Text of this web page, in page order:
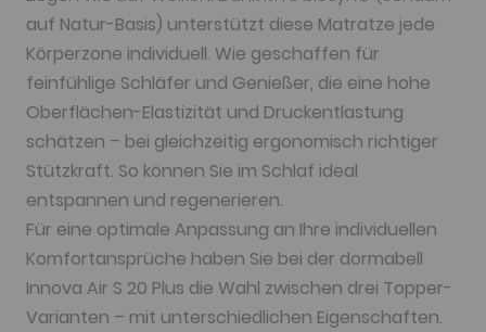
auf Natur-Basis) unterstützt diese Matratze jede
Körperzone individuell. Wie geschaffen für
feinfühlige Schläfer und Genießer, die eine hohe
Oberflächen-Elastizität und Druckentlastung
schätzen – bei gleichzeitig ergonomisch richtiger
Stützkraft. So können Sie im Schlaf ideal
entspannen und regenerieren.
Für eine optimale Anpassung an Ihre individuellen
Komfortansprüche haben Sie bei der dormabell
Innova Air S 20 Plus die Wahl zwischen drei Topper-
Varianten – mit unterschiedlichen Eigenschaften.